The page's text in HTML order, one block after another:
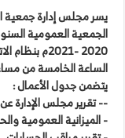
يسر مجلس إدارة جمعية
الجمعية العمومية
يتضمن جدول الأعمال :
-‎- تقرير مجلس الإدارة عن أعمال السنة المنتهية .
‎- الميزانية العمومية والحساب الختامي للسنة المالية المنتهية .